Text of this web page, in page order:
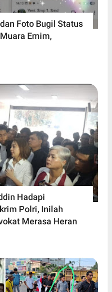
Foto Bugil Status
Emim,
Hadapi
Polri, Inilah
Merasa Heran